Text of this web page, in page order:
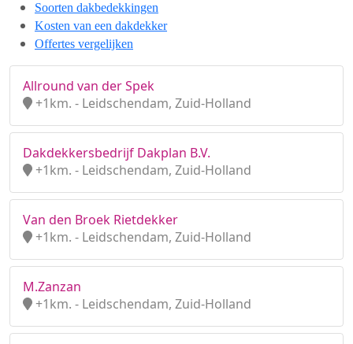
Soorten dakbedekkingen
Kosten van een dakdekker
Offertes vergelijken
Allround van der Spek
+1km. - Leidschendam, Zuid-Holland
Dakdekkersbedrijf Dakplan B.V.
+1km. - Leidschendam, Zuid-Holland
Van den Broek Rietdekker
+1km. - Leidschendam, Zuid-Holland
M.Zanzan
+1km. - Leidschendam, Zuid-Holland